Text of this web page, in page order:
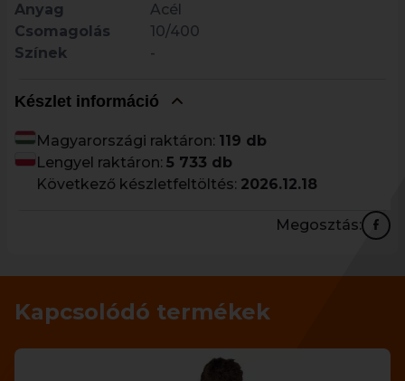
Anyag
Acél
Csomagolás
10/400
Színek
-
Készlet információ
Magyarországi raktáron: 119 db
Lengyel raktáron: 5 733 db
Következő készletfeltöltés: 2026.12.18
Megosztás:
Kapcsolódó termékek